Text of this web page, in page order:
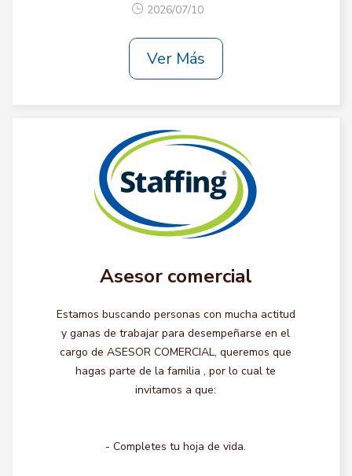
2026/07/10
Ver Más
Asesor comercial
Estamos buscando personas con mucha actitud
y ganas de trabajar para desempeñarse en el
cargo de ASESOR COMERCIAL, queremos que
hagas parte de la familia , por lo cual te
invitamos a que:
- Completes tu hoja de vida.